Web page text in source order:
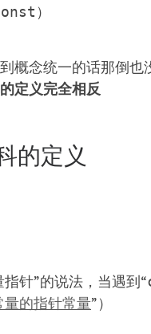
）
概念统一的话那倒
定义完全相反
的定义
针”的说法，当遇到“
量的指针常量”）